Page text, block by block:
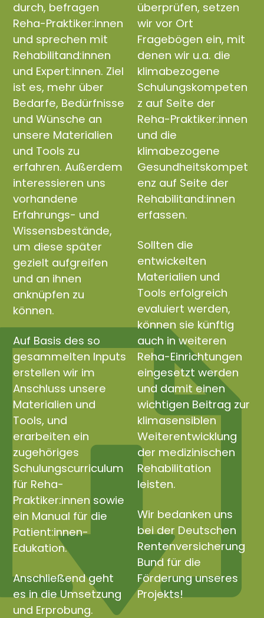
durch, befragen
Reha-Praktiker:innen
und sprechen mit
Rehabilitand:innen
und Expert:innen. Ziel
ist es, mehr über
Bedarfe, Bedürfnisse
und Wünsche an
unsere Materialien
und Tools zu
erfahren. Außerdem
interessieren uns
vorhandene
Erfahrungs- und
Wissensbestände,
um diese später
gezielt aufgreifen
und an ihnen
anknüpfen zu
können.
Auf Basis des so
gesammelten Inputs
erstellen wir im
Anschluss unsere
Materialien und
Tools, und
erarbeiten ein
zugehöriges
Schulungscurriculum
für Reha-
Praktiker:innen sowie
ein Manual für die
Patient:innen-
Edukation.
Anschließend geht
es in die Umsetzung
und Erprobung.
überprüfen, setzen
wir vor Ort
Fragebögen ein, mit
denen wir u.a. die
klimabezogene
Schulungskompeten
z auf Seite der
Reha-Praktiker:innen
und die
klimabezogene
Gesundheitskompet
enz auf Seite der
Rehabilitand:innen
erfassen.
Sollten die
entwickelten
Materialien und
Tools erfolgreich
evaluiert werden,
können sie künftig
auch in weiteren
Reha-Einrichtungen
eingesetzt werden
und damit einen
wichtigen Beitrag zur
klimasensiblen
Weiterentwicklung
der medizinischen
Rehabilitation
leisten.
Wir bedanken uns
bei der Deutschen
Rentenversicherung
Bund für die
Förderung unseres
Projekts!